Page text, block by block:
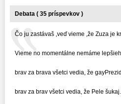
Debata ( 35 príspevkov )
Čo ju zastávaš ,veď vieme ,že Zuza je
Vieme no momentálne nemáme
brav za brava všetci vedia, že
brav za brav všetci vedia, že Pele